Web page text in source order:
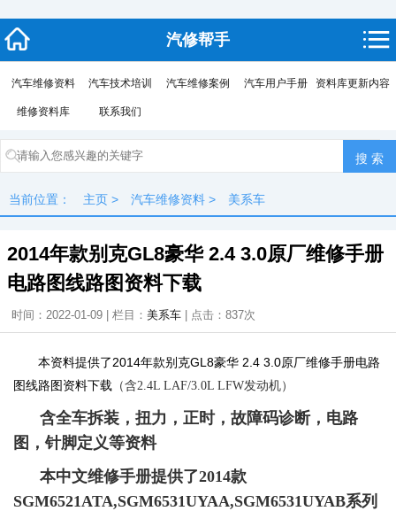
汽修帮手
汽车维修资料 汽车技术培训 汽车维修案例 汽车用户手册 资料库更新内容
维修资料库 联系我们
当前位置： 主页 > 汽车维修资料 > 美系车
2014年款别克GL8豪华 2.4 3.0原厂维修手册
电路图线路图资料下载
时间：2022-01-09 | 栏目： 美系车 | 点击： 837次
本资料提供了2014年款别克GL8豪华 2.4 3.0原厂维修手册电路
图线路图资料下载 （含2.4L LAF/3.0L LFW发动机）
含全车拆装，扭力，正时，故障码诊断，电路
图，针脚定义等资料
本中文维修手册提供了2014款
SGM6521ATA,SGM6531UYAA,SGM6531UYAB系列